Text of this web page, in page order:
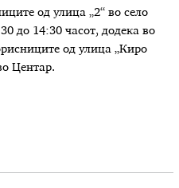
од улица „2“ во село
до 14:30 часот, додека во
од улица „Киро
Центар.